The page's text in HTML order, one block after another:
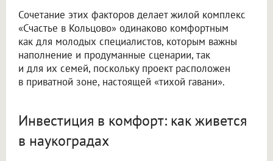
Сочетание этих факторов делает жилой комплекс
«Счастье в Кольцово» одинаково комфортным
как для молодых специалистов, которым важны
наполнение и продуманные сценарии, так
и для их семей, поскольку проект расположен
в приватной зоне, настоящей «тихой гавани».
Инвестиция в комфорт: как живется
в наукоградах